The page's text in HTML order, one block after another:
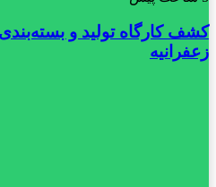
کشف کارگاه تولید و
زعفرانیه